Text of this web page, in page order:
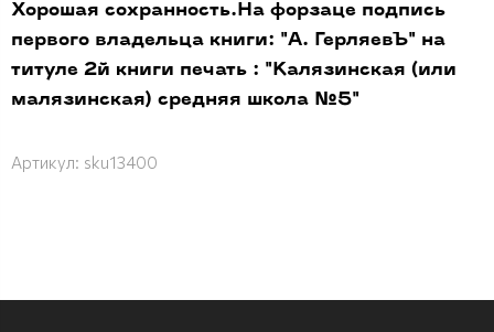
Хорошая сохранность.На форзаце подпись
первого владельца книги: "А. ГерляевЪ" на
титуле 2й книги печать : "Калязинская (или
малязинская) средняя школа №5"
Артикул: sku13400